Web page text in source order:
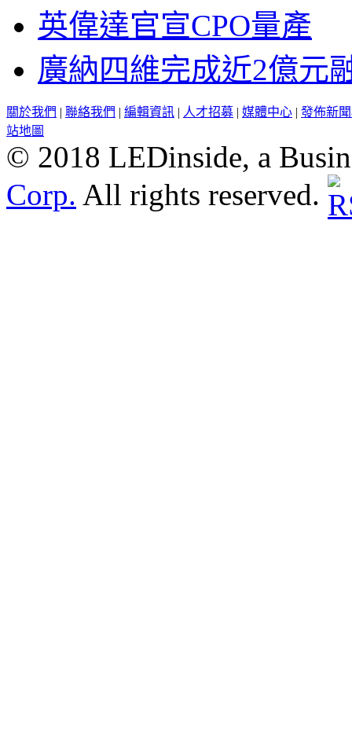
英偉達官宣CPO量產
廣納四維完成近2億元
關於我們 | 聯絡我們 | 編輯資訊 | 人才招募 | 媒體中心 | 發佈新
站地圖
© 2018 LEDinside, a
Corp. All rights reserved.